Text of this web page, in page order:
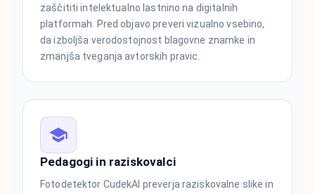
zaščititi intelektualno lastnino na digitalnih
platformah. Pred objavo preveri vizualno vsebino,
da izboljša verodostojnost blagovne znamke in
zmanjša tveganja avtorskih pravic.
Pedagogi in raziskovalci
Fotodetektor CudekAI preverja raziskovalne slike in